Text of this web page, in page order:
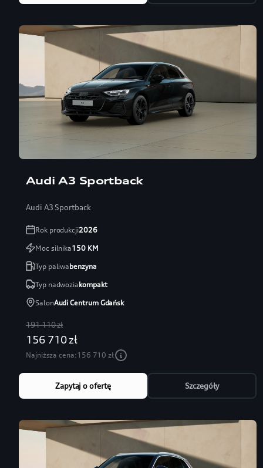
Audi A3 Sportback
Audi A3 Sportback
Rok produkcji2026
Moc silnika150KM
Typ paliwabenzyna
Typ nadwoziakompakt
SalonAudi Centrum Gdańsk
191 110 zł
156 710 zł
Najniższa cena:156 710 zł
Zapytaj o ofertę Szczegóły